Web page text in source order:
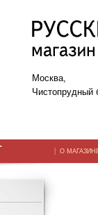
Москва,
Чистопрудный
| О